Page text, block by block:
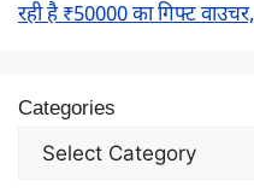
रही है ₹50000 का गिफ्ट
Categories